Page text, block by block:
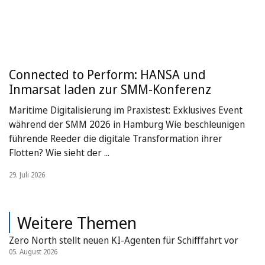
Connected to Perform: HANSA und
Inmarsat laden zur SMM-Konferenz
Maritime Digitalisierung im Praxistest: Exklusives Event
während der SMM 2026 in Hamburg Wie beschleunigen
führende Reeder die digitale Transformation ihrer
Flotten? Wie sieht der ...
29. Juli 2026
Weitere Themen
Zero North stellt neuen KI-Agenten für Schifffahrt vor
05. August 2026